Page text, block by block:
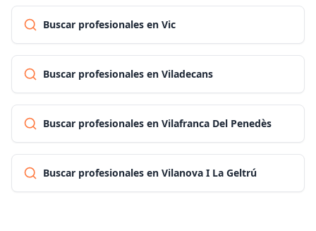
Buscar profesionales en Vic
Buscar profesionales en Viladecans
Buscar profesionales en Vilafranca Del Penedès
Buscar profesionales en Vilanova I La Geltrú